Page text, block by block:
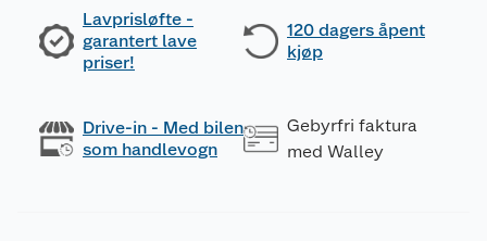
Lavprisløfte -
garantert lave
priser!
120 dagers åpent
kjøp
Drive-in - Med bilen
som handlevogn
Gebyrfri faktura
med Walley